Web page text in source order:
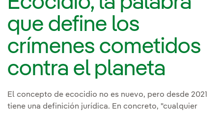
que define los
crímenes cometidos
contra el planeta
El concepto de ecocidio no es nuevo, pero desde 2021
tiene una definición jurídica. En concreto, "cualquier